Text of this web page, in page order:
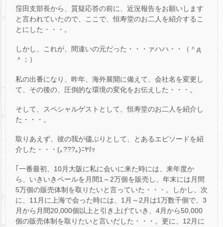
窪田支部長から、質疑応答の前に、近況報告をお願いします
と言われていたので、ここで、恒寿堂のお二人を紹介するこ
とにした・・・。
しかし、これが、間違いの元だった・・・ァハハ・・（＾д
＾；）
私の出番になり、昨年、海外展開に備えて、会社名を変更し
て、その後の、圧倒的な環境の変化をお伝えした・・・。
そして、スペシャルゲストとして、恒寿堂のお二人を紹介し
た・・・。
取りあえず、彼の我が儘ぶりとして、とあるエピソードを紹
介した・・・(｡???｡)ﾆﾔﾘｯ
｢一番最初、10月大阪に私に会いに来た時には、来年度か
ら、いきいきペールを月間1～2万個を販売し、年末には月間
5万個の販売体制を取りたいと言っていた・・・。しかし、次
に、11月に上海で会った時には、1月～2月は1万数千個で、3
月から月間20,000個以上と引き上げていき、4月から50,000
個の販売体制を取りたいと言いだした・・・。更に、12月に